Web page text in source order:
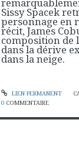
Sissy Spacek
personnage en
récit, James
composition de
dans la dérive
dans la neige.
LIEN PERMANENT
0 COMMENTAIRE